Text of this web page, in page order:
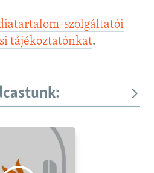
szolgáltatói
tájékoztatónkat.